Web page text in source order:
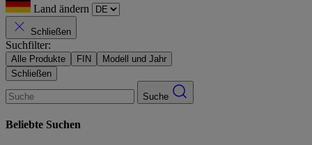
Land ändern
Schließen
Suchfilter:
Alle Produkte FIN
Modell und Jahr
Schließen
Suche
Beliebte Suchen